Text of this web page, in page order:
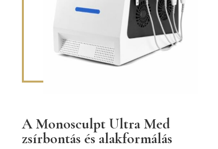
A Monosculpt Ultra Med
zsírbontás és alakformálás